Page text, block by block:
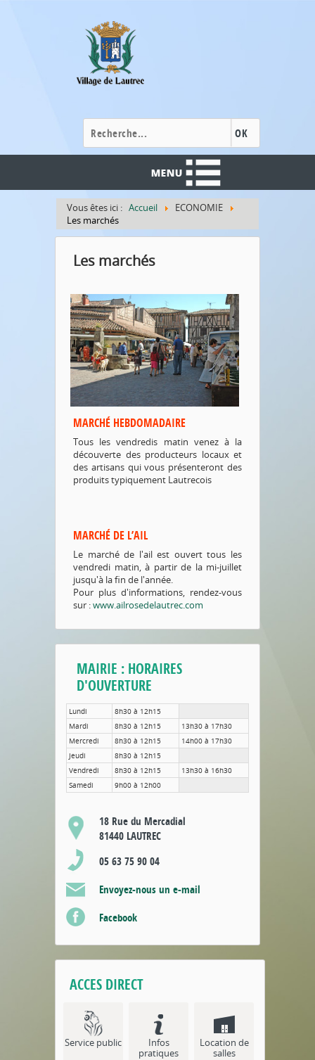
OK
Vous êtes ici : Accueil
ECONOMIE
Les marchés
Les marchés
MARCHÉ HEBDOMADAIRE
Tous les vendredis matin venez à la
découverte des producteurs locaux et
des artisans qui vous présenteront des
produits typiquement Lautrecois
MARCHÉ DE L’AIL
Le marché de l'ail est ouvert tous les
vendredi matin, à partir de la mi-juillet
jusqu'à la fin de l'année.
Pour plus d'informations, rendez-vous
sur :www.ailrosedelautrec.com
MAIRIE : HORAIRES
D'OUVERTURE
Lundi
8h30 à 12h15
Mardi
8h30 à 12h15
13h30 à 17h30
Mercredi
8h30 à 12h15
14h00 à 17h30
Jeudi
8h30 à 12h15
Vendredi
8h30 à 12h15
13h30 à 16h30
Samedi
9h00 à 12h00
18 Rue du Mercadial
81440 LAUTREC
05 63 75 90 04
Envoyez-nous un e-mail
Facebook
ACCES DIRECT
Service public
Infos
pratiques
Location de
salles